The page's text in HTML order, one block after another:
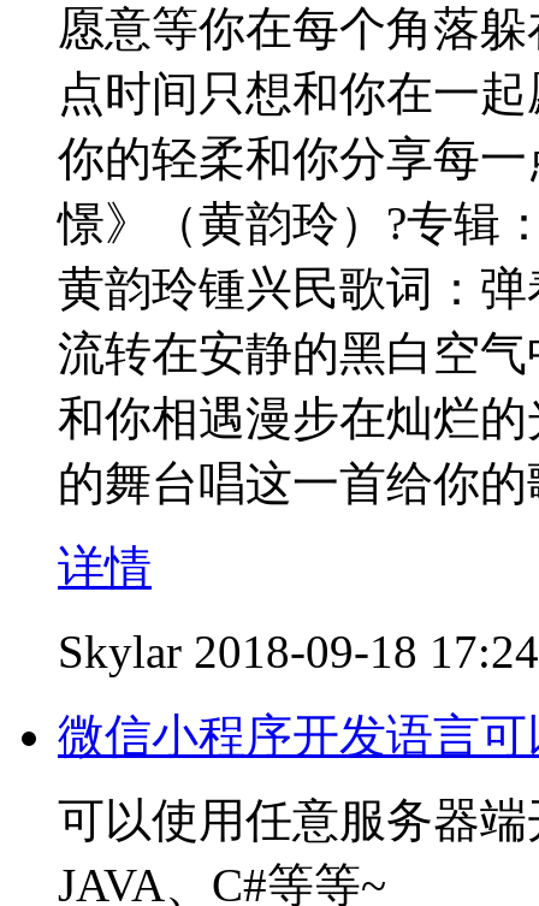
愿意等你在每个角落
点时间只想和你在一
你的轻柔和你分享每
憬》（黄韵玲）?专辑
黄韵玲锺兴民歌词：
流转在安静的黑白空
和你相遇漫步在灿烂
的舞台唱这一首给你
详情
Skylar 2018-09-18 17:24
微信小程序开发语言
可以使用任意服务器
JAVA、C#等等~